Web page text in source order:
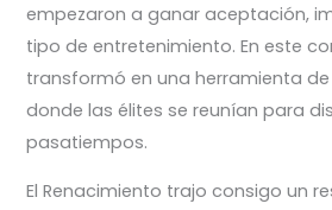
empezaron a ganar aceptación,
tipo de entretenimiento. En este
transformó en una herramienta
donde las élites se reunían para
pasatiempos.
El Renacimiento trajo consigo un